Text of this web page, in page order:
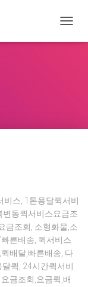
비
비스, 1톤용달퀵서비
변동퀵서비스요금조
금조회, 소형화물,소
른배송, 퀵서비스
배달,빠른배송, 다
퀵, 24시간퀵서비
금조회,요금퀵,배